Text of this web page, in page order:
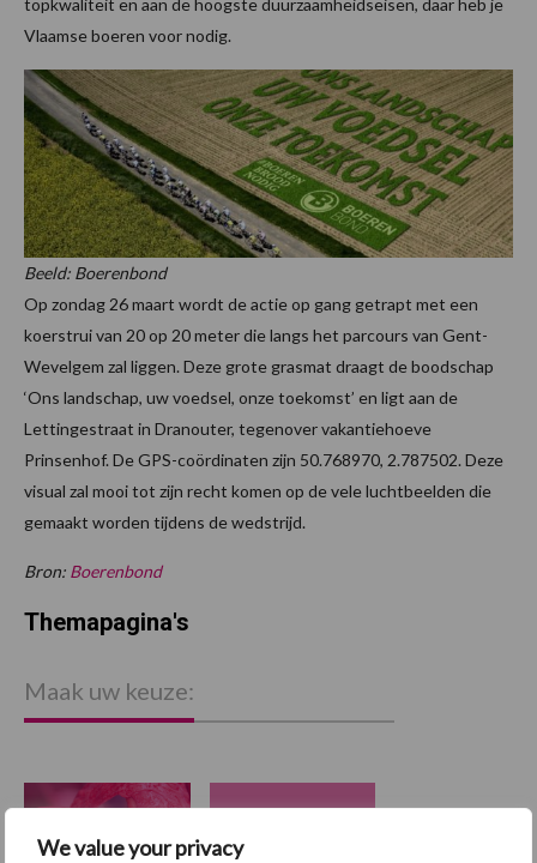
We value your privacy
topkwaliteit en aan de hoogste duurzaamheidseisen, daar heb je
Vlaamse boeren voor nodig.
Beeld: Boerenbond
Op zondag 26 maart wordt de actie op gang getrapt met een
koerstrui van 20 op 20 meter die langs het parcours van Gent-
Wevelgem zal liggen. Deze grote grasmat draagt de boodschap
‘Ons landschap, uw voedsel, onze toekomst’ en ligt aan de
Lettingestraat in Dranouter, tegenover vakantiehoeve
Prinsenhof. De GPS-coördinaten zijn 50.768970, 2.787502. Deze
visual zal mooi tot zijn recht komen op de vele luchtbeelden die
gemaakt worden tijdens de wedstrijd.
Bron: Boerenbond
Themapagina's
Maak uw keuze:
Dierengezondheid